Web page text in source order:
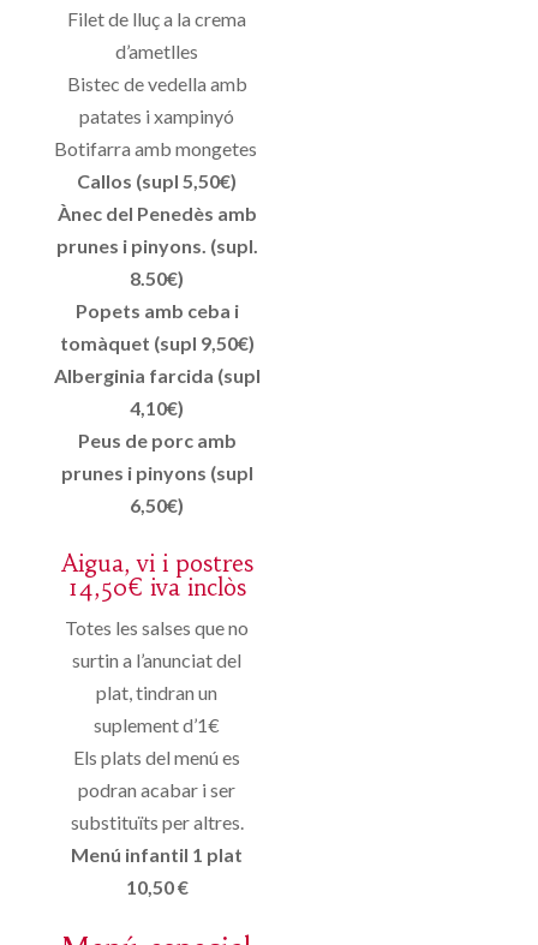
Filet de lluç a la crema
d’ametlles
Bistec de vedella amb
patates i xampinyó
Botifarra amb mongetes
Callos (supl 5,50€)
Ànec del Penedès amb
prunes i pinyons. (supl.
8.50€)
Popets amb ceba i
tomàquet (supl 9,50€)
Alberginia farcida (supl
4,10€)
Peus de porc amb
prunes i pinyons (supl
6,50€)
Aigua, vi i postres
14,50€ iva inclòs
Totes les salses que no
surtin a l’anunciat del
plat, tindran un
suplement d’1€
Els plats del menú es
podran acabar i ser
substituïts per altres.
Menú infantil 1 plat
10,50 €